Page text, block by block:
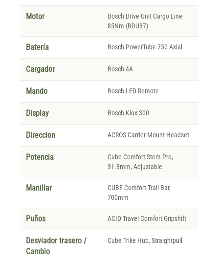
Motor
Bosch Drive Unit Cargo Line
85Nm (BDU37)
Batería Bosch PowerTube 750 Axial
Cargador Bosch 4A
Mando Bosch LED Remote
Display Bosch Kiox 300
Direccion ACROS Carrier Mount Headset
Potencia
Cube Comfort Stem Pro,
31.8mm, Adjustable
Manillar
CUBE Comfort Trail Bar,
700mm
Puños ACID Travel Comfort Gripshift
Desviador trasero /
Cambio
Cube Trike Hub, Straightpull